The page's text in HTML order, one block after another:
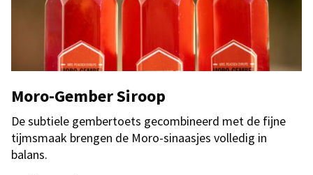
Moro-Gember Siroop
De subtiele gembertoets gecombineerd met de fijne
tijmsmaak brengen de Moro-sinaasjes volledig in
balans.